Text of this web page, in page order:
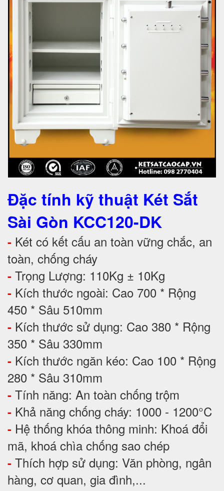
Đặc tính kỹ thuật Két Sắt
Sài Gòn KCC120-DK
- Két có kết cấu an toàn vững chắc, an
toàn, chống cháy
- Trọng Lượng: 110Kg ± 10Kg
- Kích thước ngoài: Cao 700 * Rộng
450 * Sâu 510mm
- Kích thước sử dụng: Cao 380 * Rộng
350 * Sâu 330mm
- Kích thước ngăn kéo: Cao 100 * Rộng
280 * Sâu 310mm
- Tính năng: An toàn chống trộm
- Khả năng chống cháy: 1000 - 1200°C
- Hệ thống khóa thông minh: Khoá đổi
mã, khoá chìa chống sao chép
- Thích hợp sử dụng: Văn phòng, ngân
hàng, cơ quan, gia đình,...